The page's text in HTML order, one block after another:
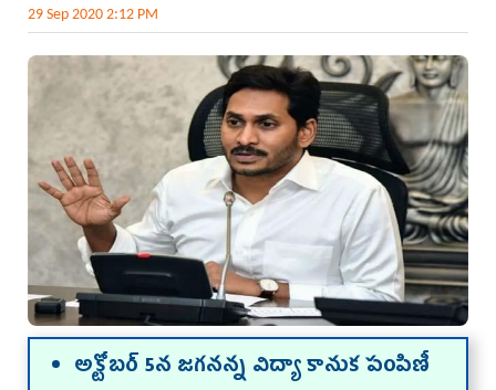
29 Sep 2020 2:12 PM
అక్టోబ‌ర్ 5న జ‌గ‌న‌న్న విద్యా కానుక పంపిణీ